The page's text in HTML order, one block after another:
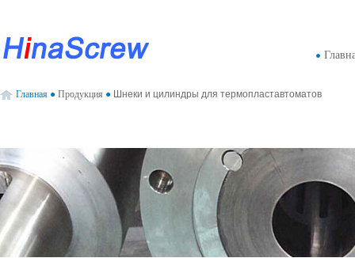
Главная ● Продукция ● Шнеки и цилиндры для термопластавтоматов